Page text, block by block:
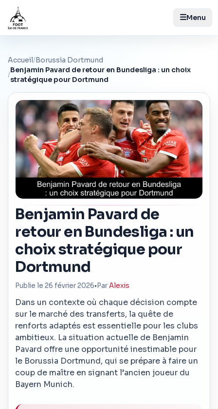
☰Menu
Accueil/Borussia Dortmund
/
Benjamin Pavard de retour en Bundesliga : un choix
stratégique pour Dortmund
Benjamin Pavard de
retour en Bundesliga : un
choix stratégique pour
Dortmund
Publie le 26 février 2026• ParAlexis
Dans un contexte où chaque décision compte
sur le marché des transferts, la quête de
renforts adaptés est essentielle pour les clubs
ambitieux. La situation actuelle de Benjamin
Pavard offre une opportunité inestimable pour
le Borussia Dortmund, qui se prépare à faire un
coup de maître en signant l’ancien joueur du
Bayern Munich.